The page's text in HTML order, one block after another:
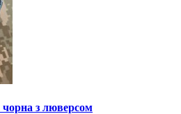
з люверсом